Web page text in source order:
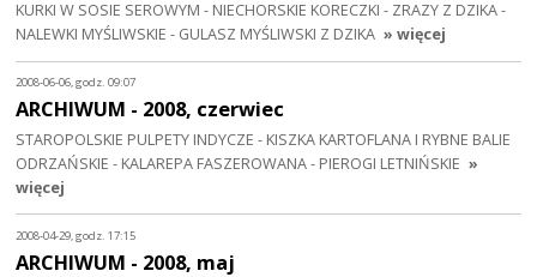
KURKI W SOSIE SEROWYM - NIECHORSKIE KORECZKI - ZRAZY Z DZIKA -
NALEWKI MYŚLIWSKIE - GULASZ MYŚLIWSKI Z DZIKA » więcej
2008-06-06, godz. 09:07
ARCHIWUM - 2008, czerwiec
STAROPOLSKIE PULPETY INDYCZE - KISZKA KARTOFLANA I RYBNE BALIE
ODRZAŃSKIE - KALAREPA FASZEROWANA - PIEROGI LETNIŃSKIE »
więcej
2008-04-29, godz. 17:15
ARCHIWUM - 2008, maj